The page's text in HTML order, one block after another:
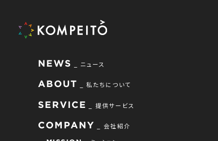
NEWS ニュース
ABOUT 私たちについて
SERVICE 提供サービス
COMPANY 会社紹介